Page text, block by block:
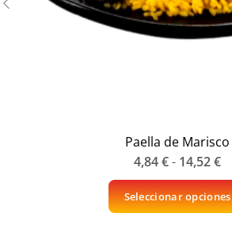
Paella de Marisco
4,84€- 14,52€
Seleccionar opciones